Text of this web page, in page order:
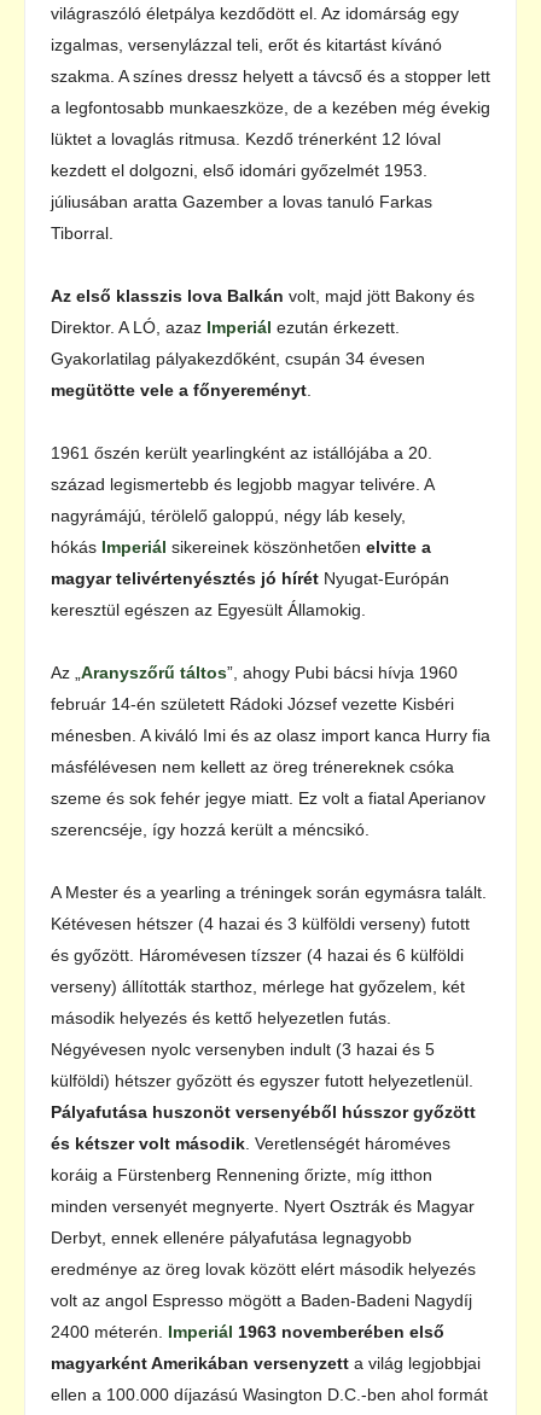
világraszóló életpálya kezdődött el. Az idomárság egy
izgalmas, versenylázzal teli, erőt és kitartást kívánó
szakma. A színes dressz helyett a távcső és a stopper lett
a legfontosabb munkaeszköze, de a kezében még évekig
lüktet a lovaglás ritmusa. Kezdő trénerként 12 lóval
kezdett el dolgozni, első idomári győzelmét 1953.
júliusában aratta Gazember a lovas tanuló Farkas
Tiborral.
Az első klasszis lova Balkán volt, majd jött Bakony és
Direktor. A LÓ, azaz Imperiál ezután érkezett.
Gyakorlatilag pályakezdőként, csupán 34 évesen
megütötte vele a főnyereményt
1961 őszén került yearlingként az istállójába a 20.
század legismertebb és legjobb magyar telivére. A
nagyrámájú, térölelő galoppú, négy láb kesely,
hókás Imperiál sikereinek köszönhetően elvitte a
magyar telivértenyésztés jó hírét Nyugat-Európán
keresztül egészen az Egyesült Államokig.
Az „ Aranyszőrű táltos”, ahogy Pubi bácsi hívja 1960
február 14-én született Rádoki József vezette Kisbéri
ménesben. A kiváló Imi és az olasz import kanca Hurry fia
másfélévesen nem kellett az öreg trénereknek csóka
szeme és sok fehér jegye miatt. Ez volt a fiatal Aperianov
szerencséje, így hozzá került a méncsikó.
A Mester és a yearling a tréningek során egymásra talált.
Kétévesen hétszer (4 hazai és 3 külföldi verseny) futott
és győzött. Háromévesen tízszer (4 hazai és 6 külföldi
verseny) állították starthoz, mérlege hat győzelem, két
második helyezés és kettő helyezetlen futás.
Négyévesen nyolc versenyben indult (3 hazai és 5
külföldi) hétszer győzött és egyszer futott helyezetlenül.
Pályafutása huszonöt versenyéből hússzor győzött
és kétszer volt második . Veretlenségét hároméves
koráig a Fürstenberg Rennening őrizte, míg itthon
minden versenyét megnyerte. Nyert Osztrák és Magyar
Derbyt, ennek ellenére pályafutása legnagyobb
eredménye az öreg lovak között elért második helyezés
volt az angol Espresso mögött a Baden-Badeni Nagydíj
2400 méterén. Imperiál 1963 novemberében első
magyarként Amerikában versenyzett a világ legjobbjai
ellen a 100.000 díjazású Wasington D.C.-ben ahol formát